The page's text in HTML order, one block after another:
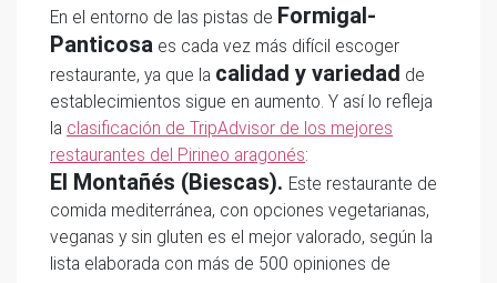
En el entorno de las pistas de Formigal-
Panticosa es cada vez más difícil escoger
restaurante, ya que la calidad y variedad de
establecimientos sigue en aumento. Y así lo refleja
la clasificación de TripAdvisor de los mejores
restaurantes del Pirineo aragonés:
El Montañés (Biescas). Este restaurante de
comida mediterránea, con opciones vegetarianas,
veganas y sin gluten es el mejor valorado, según la
lista elaborada con más de 500 opiniones de